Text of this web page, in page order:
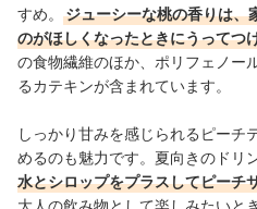
すめ。
ジューシーな桃の香りは、
のがほしくなったときにうってつ
の食物繊維のほか、ポリフェノー
るカテキンが含まれています。
しっかり甘みを感じられるピーチ
めるのも魅力です。夏向きのドリ
水とシロップをプラスしてピーチ
大人の飲み物として楽しみたいとき